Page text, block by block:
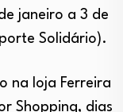
janeiro a 3 de
Solidário).
na loja Ferreira
Shopping, dias